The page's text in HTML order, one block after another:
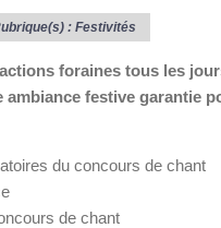
: Festivités
foraines tous les
ambiance festive garantie
du concours de chant
de chant